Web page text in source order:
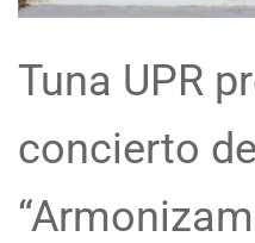
Tuna UPR
concierto